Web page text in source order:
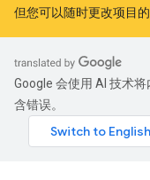
但您可以随时更改项目的
Google 会使用 AI 技术
含错误。